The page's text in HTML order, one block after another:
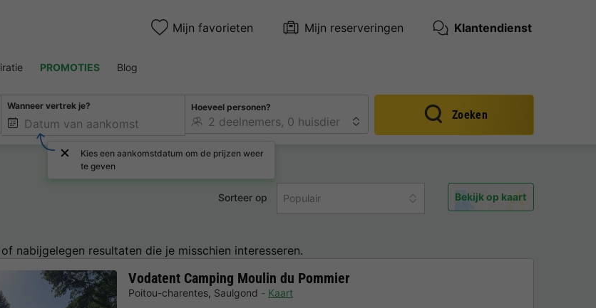
Mijn favorieten Mijn reserveringen Klantendienst
PROMOTIES Blog
Wanneer vertrek je?
Kies een aankomstdatum om de prijzen weer
te geven
Hoeveel personen?
Zoeken
Sorteer op Populair Bekijk op kaart
nabijgelegen resultaten die je misschien interesseren.
Vodatent Camping Moulin du Pommier
Poitou-charentes, Saulgond Kaart